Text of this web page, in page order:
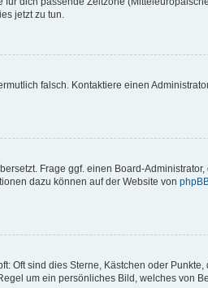
jetzt zu tun.
falsch. Kontaktiere einen
Frage ggf. einen Board-
dazu können auf der Website von
Oft sind dies Sterne, Kästchen oder
um ein persönliches Bild, welches von